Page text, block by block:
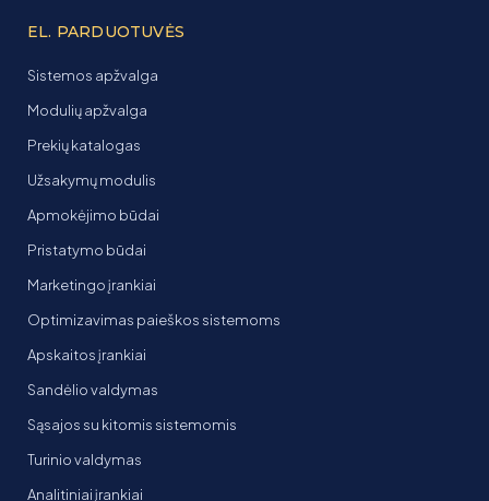
EL. PARDUOTUVĖS
Sistemos apžvalga
Modulių apžvalga
Prekių katalogas
Užsakymų modulis
Apmokėjimo būdai
Pristatymo būdai
Marketingo įrankiai
Optimizavimas paieškos sistemoms
Apskaitos įrankiai
Sandėlio valdymas
Sąsajos su kitomis sistemomis
Turinio valdymas
Analitiniai įrankiai